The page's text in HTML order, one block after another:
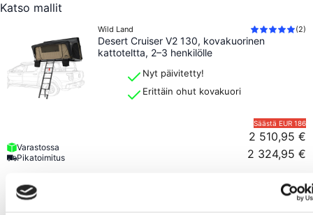
Katso mallit
Wild Land (2)
Desert Cruiser V2 130, kovakuorinen
kattoteltta, 2–3 henkilölle
Nyt päivitetty!
Erittäin ohut kovakuori
Varastossa
Pikatoimitus
Säästä EUR 186
2 510,95 €
2 324,95 €
)